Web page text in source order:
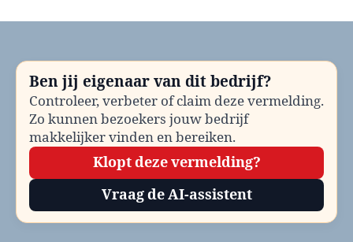
en
contactinformatie
Ben jij eigenaar van dit bedrijf?
Controleer, verbeter of claim deze vermelding.
Zo kunnen bezoekers jouw bedrijf
makkelijker vinden en bereiken.
Klopt deze vermelding?
Vraag de AI-assistent